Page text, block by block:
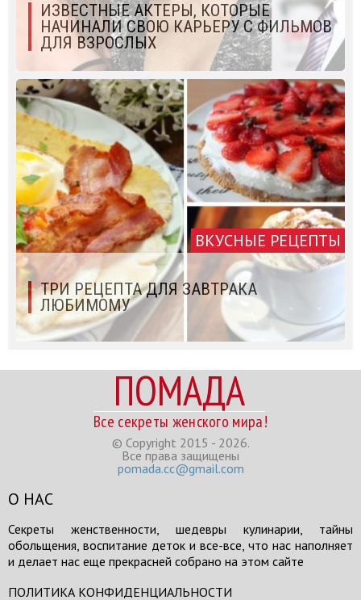
ИЗВЕСТНЫЕ АКТЕРЫ, КОТОРЫЕ
НАЧИНАЛИ СВОЮ КАРЬЕРУ С ФИЛЬМОВ
ДЛЯ ВЗРОСЛЫХ
ВКУСНЫЕ РЕЦЕПТЫ
ТРИ РЕЦЕПТА ДЛЯ ЗАВТРАКА
ЛЮБИМОМУ
ПОМАДА
Все секреты женского мира!
© Copyright 2015 - 2026.
Все права защищены
pomada.cc@gmail.com
О НАС
Секреты женственности, шедевры кулинарии, тайны
обольщения, воспитание деток и все-все, что нас наполняет
и делает нас еще прекрасней собрано на этом сайте
ПОЛИТИКА КОНФИДЕНЦИАЛЬНОСТИ